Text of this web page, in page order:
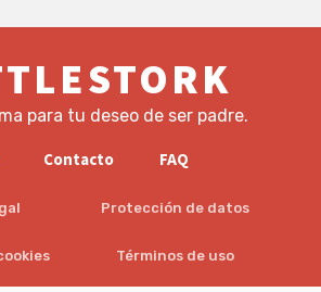
para tu deseo de ser padre.
Contacto FAQ
Protección de datos
Términos de uso